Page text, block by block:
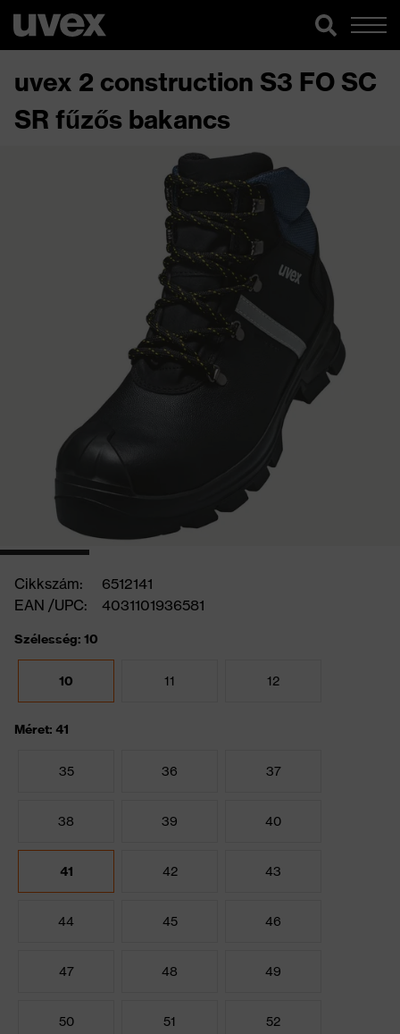
uvex 2 construction S3 FO SC
SR fűzős bakancs
Cikkszám:
6512141
EAN /UPC:
4031101936581
Szélesség: 10
10 11 12
Méret: 41
35 36 37
38 39 40
41 42 43
44 45 46
47 48 49
50 51 52